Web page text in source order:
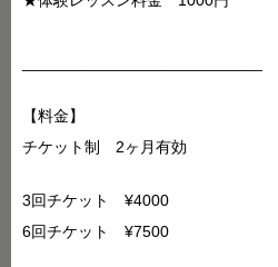
【料金】
チケット制 2ヶ月有効
3回チケット ¥4000
6回チケット ¥7500